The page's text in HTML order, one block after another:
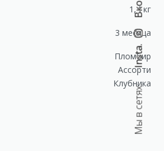
1,4 кг
3 месяца
Пломбир
Ассорти
Клубника
Мы в сетях:
Insta.